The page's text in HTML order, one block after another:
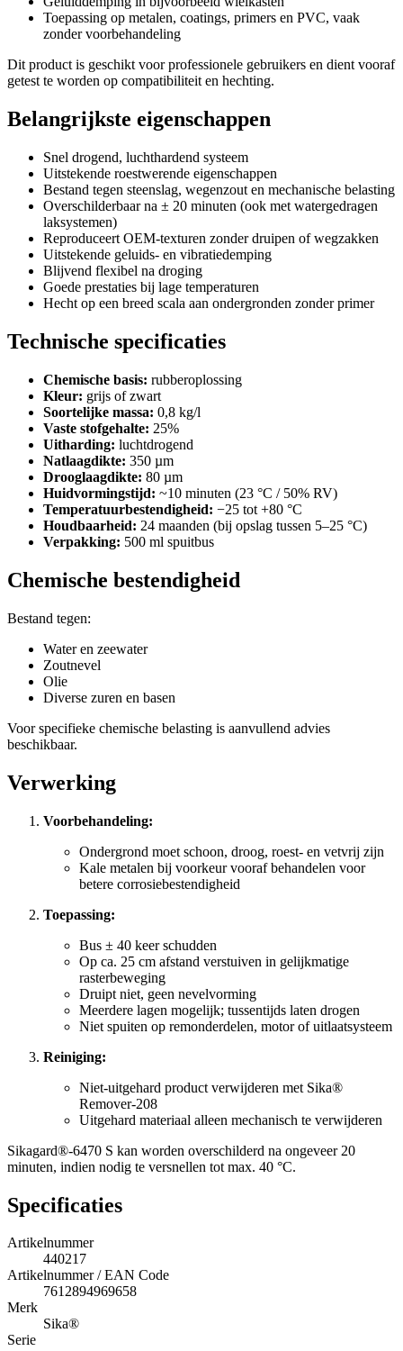
Toepassing op metalen, coatings, primers en PVC, vaak
zonder voorbehandeling
Dit product is geschikt voor professionele gebruikers en dient vooraf
getest te worden op compatibiliteit en hechting.
Belangrijkste eigenschappen
Snel drogend, luchthardend systeem
Uitstekende roestwerende eigenschappen
Bestand tegen steenslag, wegenzout en mechanische belasting
Overschilderbaar na ± 20 minuten (ook met watergedragen
laksystemen)
Reproduceert OEM-texturen zonder druipen of wegzakken
Uitstekende geluids- en vibratiedemping
Blijvend flexibel na droging
Goede prestaties bij lage temperaturen
Hecht op een breed scala aan ondergronden zonder primer
Technische specificaties
Chemische basis: rubberoplossing
Kleur: grijs of zwart
Soortelijke massa: 0,8 kg/l
Vaste stofgehalte: 25%
Uitharding: luchtdrogend
Natlaagdikte: 350 µm
Drooglaagdikte: 80 µm
Huidvormingstijd: ~10 minuten (23 °C / 50% RV)
Temperatuurbestendigheid: −25 tot +80 °C
Houdbaarheid: 24 maanden (bij opslag tussen 5–25 °C)
Verpakking: 500 ml spuitbus
Chemische bestendigheid
Bestand tegen:
Water en zeewater
Zoutnevel
Olie
Diverse zuren en basen
Voor specifieke chemische belasting is aanvullend advies
beschikbaar.
Verwerking
Voorbehandeling:
Ondergrond moet schoon, droog, roest- en vetvrij zijn
Kale metalen bij voorkeur vooraf behandelen voor
betere corrosiebestendigheid
Toepassing:
Bus ± 40 keer schudden
Op ca. 25 cm afstand verstuiven in gelijkmatige
rasterbeweging
Druipt niet, geen nevelvorming
Meerdere lagen mogelijk; tussentijds laten drogen
Niet spuiten op remonderdelen, motor of uitlaatsysteem
Reiniging:
Niet-uitgehard product verwijderen met Sika®
Remover-208
Uitgehard materiaal alleen mechanisch te verwijderen
Sikagard®-6470 S kan worden overschilderd na ongeveer 20
minuten, indien nodig te versnellen tot max. 40 °C.
Specificaties
Artikelnummer
440217
Artikelnummer / EAN Code
7612894969658
Merk
Sika®
Serie